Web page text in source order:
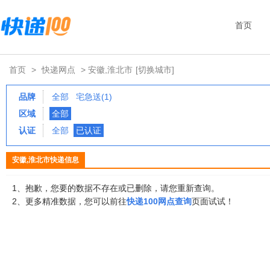
首页
首页 > 快递网点 > 安徽,淮北市 [切换城市]
品牌 全部
宅急送(1)
区域
全部
认证
全部 已认证
安徽,淮北市快递信息
1、抱歉，您要的数据不存在或已删除，请您重新查询。
2、更多精准数据，您可以前往快递100网点查询页面试试！